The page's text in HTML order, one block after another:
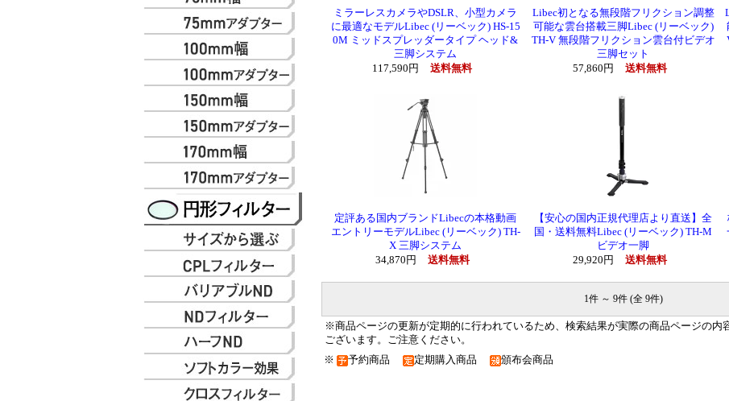
ミラーレスカメラやDSLR、小型カメラ
に最適なモデルLibec (リーベック) HS-15
0M ミッドスプレッダータイプ ヘッド&
三脚システム
117,590円
送料無料
Libec初となる無段階フリクション調整
可能な雲台搭載三脚Libec (リーベック)
TH-V 無段階フリクション雲台付ビデオ
三脚セット
57,860円
送料無料
定評ある国内ブランドLibecの本格動画
エントリーモデルLibec (リーベック) TH-
X 三脚システム
34,870円
送料無料
【安心の国内正規代理店より直送】全
国・送料無料Libec (リーベック) TH-M
ビデオ一脚
29,920円
送料無料
1件 ～ 9件 (全 9件)
※商品ページの更新が定期的に行われているため、検索結果が実際の商品ページの内
ございます。ご注意ください。
※ 予約商品 定期購入商品 頒布会商品